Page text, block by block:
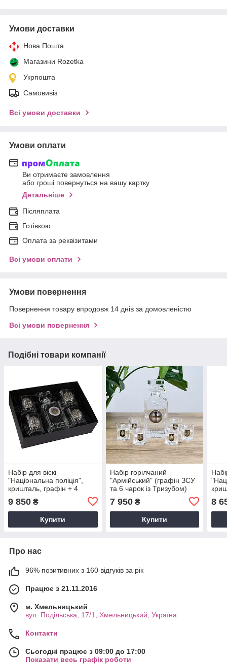
Умови доставки
Нова Пошта
Магазини Rozetka
Укрпошта
Самовивіз
Всі умови доставки
Умови оплати
Ви отримаєте замовлення
або гроші повернуться на вашу картку
Детальніше
Післяплата
Готівкою
Оплата за реквізитами
Всі умови оплати
Умови повернення
Повернення товару впродовж 14 днів за домовленістю
Всі умови повернення
Подібні товари компанії
Набір для віскі
"Національна поліція",
кришталь, графін + 4
поліцейському Boss
Crystal GPB5MVS2PGD
9 850 ₴
Купити
Набір горілчаний
"Армійський" (графін ЗСУ
та 6 чарок із Тризубом)
золото, срібло Boss Crystal
GPB77VSU2XGD
7 950₴
Купити
8
Про нас
96% позитивних з 160 відгуків за рік
Працює з 21.11.2016
м. Хмельницький
вул. Подільська, 17/1, Хмельницький, Україна
Контакти
Сьогодні працює з 09:00 до 17:00
Показати весь графік роботи